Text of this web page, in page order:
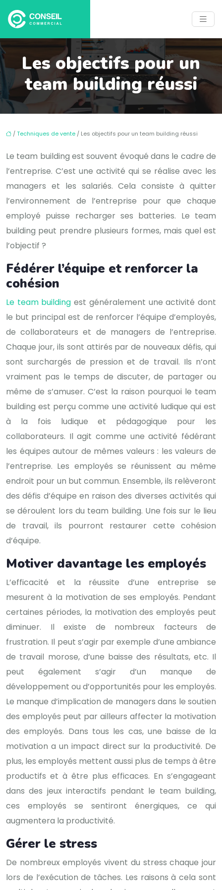
Les objectifs pour un
team building réussi
/Techniques de vente / Les objectifs pour un team building réussi
Le team building est souvent évoqué dans le cadre de
l’entreprise. C’est une activité qui se réalise avec les
managers et les salariés. Cela consiste à quitter
l’environnement de l’entreprise pour que chaque
employé puisse recharger ses batteries. Le team
building peut prendre plusieurs formes, mais quel est
l’objectif ?
Fédérer l’équipe et renforcer la
cohésion
Le team buildingest généralement une activité dont
le but principal est de renforcer l’équipe d’employés,
de collaborateurs et de managers de l’entreprise.
Chaque jour, ils sont attirés par de nouveaux défis, qui
sont surchargés de pression et de travail. Ils n’ont
vraiment pas le temps de discuter, de partager ou
même de s’amuser. C’est la raison pourquoi le team
building est perçu comme une activité ludique qui est
à la fois ludique et pédagogique pour les
collaborateurs. Il agit comme une activité fédérant
les équipes autour de mêmes valeurs : les valeurs de
l’entreprise. Les employés se réunissent au même
endroit pour un but commun. Ensemble, ils relèveront
des défis d’équipe en raison des diverses activités qui
se déroulent lors du team building. Une fois sur le lieu
de travail, ils pourront restaurer cette cohésion
d’équipe.
Motiver davantage les employés
L’efficacité et la réussite d’une entreprise se
mesurent à la motivation de ses employés. Pendant
certaines périodes, la motivation des employés peut
diminuer. Il existe de nombreux facteurs de
frustration. Il peut s’agir par exemple d’une ambiance
de travail morose, d’une baisse des résultats, etc. Il
peut également s’agir d’un manque de
développement ou d’opportunités pour les employés.
Le manque d’implication de managers dans le soutien
des employés peut par ailleurs affecter la motivation
des employés. Dans tous les cas, une baisse de la
motivation a un impact direct sur la productivité. De
plus, les employés mettent aussi plus de temps à être
productifs et à être plus efficaces. En s’engageant
dans des jeux interactifs pendant le team building,
ces employés se sentiront énergiques, ce qui
augmentera la productivité.
Gérer le stress
De nombreux employés vivent du stress chaque jour
lors de l’exécution de tâches. Les raisons à cela sont